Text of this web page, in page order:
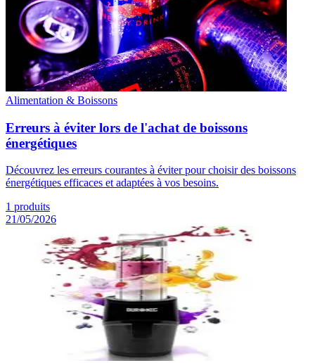
Alimentation & Boissons
Erreurs à éviter lors de l'achat de boissons
énergétiques
Découvrez les erreurs courantes à éviter pour choisir des boissons
énergétiques efficaces et adaptées à vos besoins.
1 produits
21/05/2026